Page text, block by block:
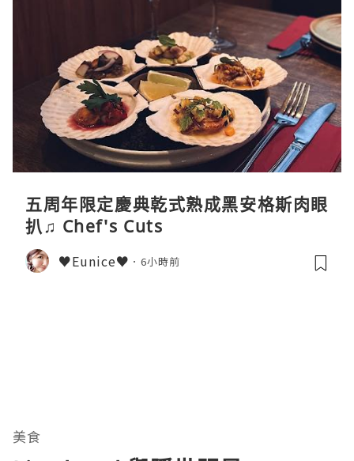
五周年限定慶典乾式熟成黑安格斯肉眼
扒♫ Chef's Cuts
♥Eunice♥ 6小時前
美食